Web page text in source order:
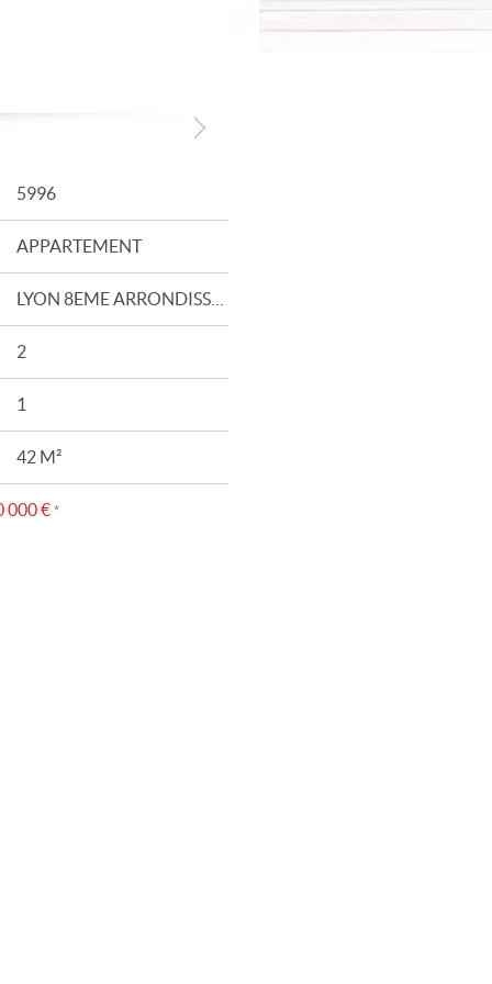
5996
APPARTEMENT
LYON 8EME ARRONDISSEMENT
2
1
42 M²
000 € *